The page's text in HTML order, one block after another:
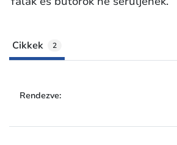
Cikkek 2
Rendezve: